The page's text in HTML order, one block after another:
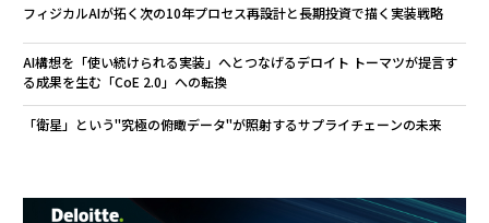
フィジカルAIが拓く次の10年――プロセス再設計と長期投資で描く実装戦略
AI構想を「使い続けられる実装」へとつなげる――デロイト トーマツが提言す
る成果を生む「CoE 2.0」への転換
「衛星」という"究極の俯瞰データ"が照射するサプライチェーンの未来